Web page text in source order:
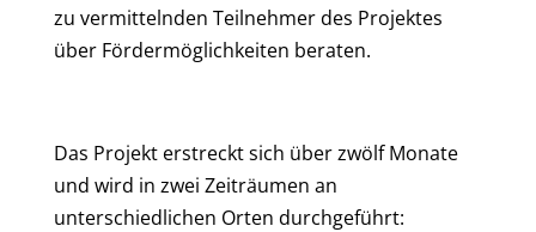
zu vermittelnden Teilnehmer des Projektes
über Fördermöglichkeiten beraten.
Das Projekt erstreckt sich über zwölf Monate
und wird in zwei Zeiträumen an
unterschiedlichen Orten durchgeführt: